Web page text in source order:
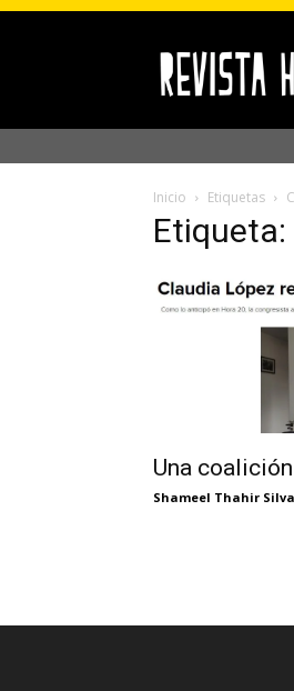
Inicio Etiquetas
Una
Shameel Thahir Silva